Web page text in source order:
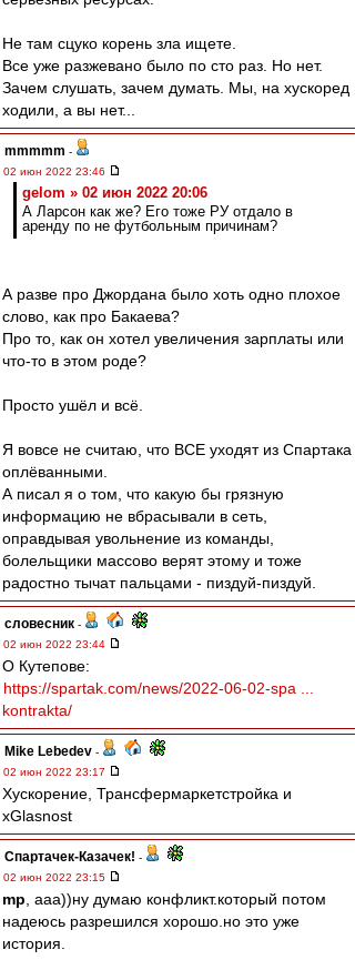
Не там сцуко корень зла ищете.
Все уже разжевано было по сто раз. Но нет.
Зачем слушать, зачем думать. Мы, на хускоред
ходили, а вы нет...
mmmmm -
02 июн 2022 23:46
gelom » 02 июн 2022 20:06
А Ларсон как же? Его тоже РУ отдало в
аренду по не футбольным причинам?
А разве про Джордана было хоть одно плохое
слово, как про Бакаева?
Про то, как он хотел увеличения зарплаты или
что-то в этом роде?
Просто ушёл и всё.
Я вовсе не считаю, что ВСЕ уходят из Спартака
оплёванными.
А писал я о том, что какую бы грязную
информацию не вбрасывали в сеть,
оправдывая увольнение из команды,
болельщики массово верят этому и тоже
радостно тычат пальцами - пиздуй-пиздуй.
словесник -
02 июн 2022 23:44
О Кутепове:
https://spartak.com/news/2022-06-02-spa ...
kontrakta/
Mike Lebedev -
02 июн 2022 23:17
Хускорение, Трансфермаpкетстройка и
xGlasnost
Спартачек-Казачек! -
02 июн 2022 23:15
mp , ааа))ну думаю конфликт.который потом
надеюсь разрешился хорошо.но это уже
история.